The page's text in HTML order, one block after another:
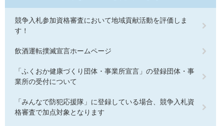
競争入札参加資格審査において地域貢献活動を評価しま
す！
飲酒運転撲滅宣言ホームページ
「ふくおか健康づくり団体・事業所宣言」の登録団体・事
業所の受付について
「みんなで防犯応援隊」に登録している場合、競争入札資
格審査で加点対象となります